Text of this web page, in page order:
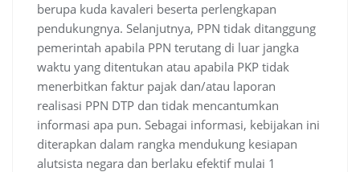
berupa kuda kavaleri beserta perlengkapan
pendukungnya. Selanjutnya, PPN tidak ditanggung
pemerintah apabila PPN terutang di luar jangka
waktu yang ditentukan atau apabila PKP tidak
menerbitkan faktur pajak dan/atau laporan
realisasi PPN DTP dan tidak mencantumkan
informasi apa pun. Sebagai informasi, kebijakan ini
diterapkan dalam rangka mendukung kesiapan
alutsista negara dan berlaku efektif mulai 1